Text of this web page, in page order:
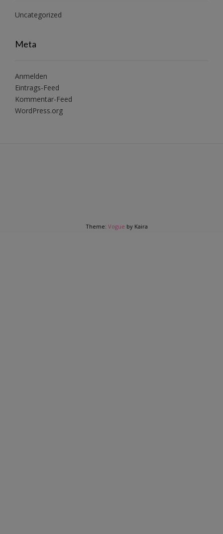
Uncategorized
Meta
Anmelden
Eintrags-Feed
Kommentar-Feed
WordPress.org
Theme: Vogue by Kaira